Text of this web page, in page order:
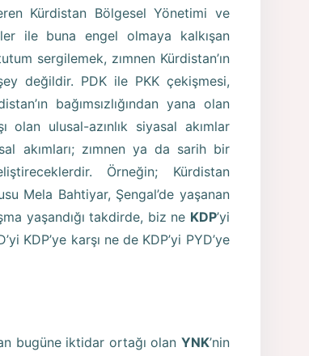
Kürdistan Bölgesel Yönetimi ve
ile buna engel olmaya kalkışan
sergilemek, zımnen Kürdistan’ın
değildir. PDK ile PKK çekişmesi,
bağımsızlığından yana olan
olan ulusal-azınlık siyasal akımlar
akımları; zımnen ya da sarih bir
Örneğin; Kürdistan
Mela Bahtiyar, Şengal’de yaşanan
yaşandığı takdirde, biz ne KDP’yi
KDP’ye karşı ne de KDP’yi PYD’ye
bugüne iktidar ortağı olan YNK’nin